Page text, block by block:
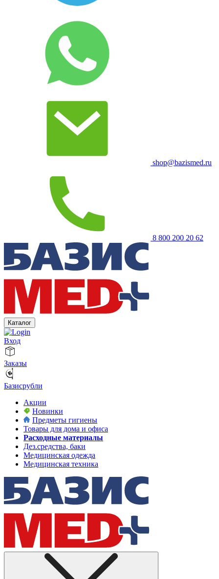
shop@bazismed.ru
8 800 200 20 62
Каталог
Вход
Заказы
Базисрубли
Акции
Новинки
Предметы гигиены
Товары для дома и офиса
Расходные материалы
Дез.средства, баки
Медицинская одежда
Медицинская техника